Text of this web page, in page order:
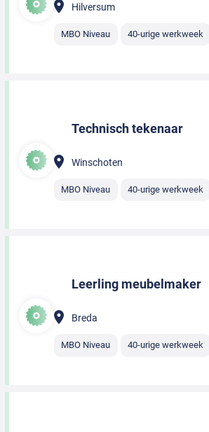
Hilversum
MBO Niveau 40-urige werkweek
Technisch tekenaar
Winschoten
MBO Niveau 40-urige werkweek
Leerling meubelmaker
Breda
MBO Niveau 40-urige werkweek